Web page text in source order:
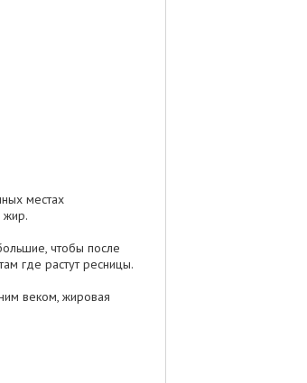
местах
жир.
чтобы после
где растут ресницы.
веком, жировая